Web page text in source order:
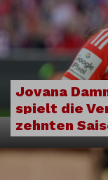
Jovana
spielt die
zehnten